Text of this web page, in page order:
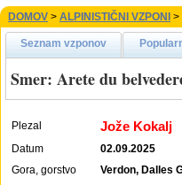
DOMOV > ALPINISTIČNI VZPONI >
Seznam vzponov
Smer: Arete du
Plezal Jože Kokalj
Datum
02.09.2025
Gora, gorstvo
Verdon, Dalles